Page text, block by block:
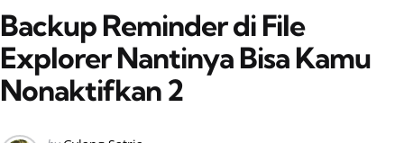
Backup Reminder di File
Explorer Nantinya Bisa Kamu
Nonaktifkan 2